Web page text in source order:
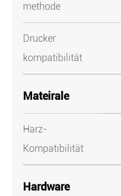
methode
Drucker
kompatibilität
Mateirale
Harz-
Kompatibilität
Hardware